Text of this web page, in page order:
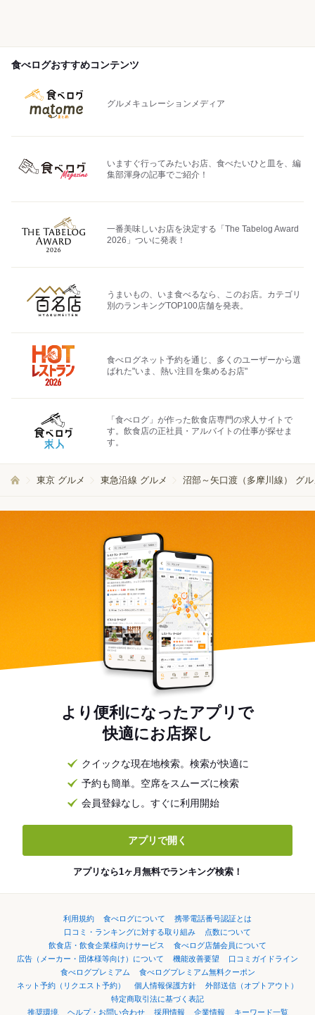
食べログおすすめコンテンツ
グルメキュレーションメディア
いますぐ行ってみたいお店、食べたいひと皿を、編
集部渾身の記事でご紹介！
一番美味しいお店を決定する「The Tabelog Award
2026」ついに発表！
うまいもの、いま食べるなら、このお店。カテゴリ
別のランキングTOP100店舗を発表。
食べログネット予約を通じ、多くのユーザーから選
ばれた"いま、熱い注目を集めるお店"
「食べログ」が作った飲食店専門の求人サイトで
す。飲食店の正社員・アルバイトの仕事が探せま
す。
東京 グルメ 東急沿線 グルメ 沼部～矢口渡（多摩川線） グ
より便利になったアプリで
快適にお店探し
クイックな現在地検索。検索が快適に
予約も簡単。空席をスムーズに検索
会員登録なし。すぐに利用開始
アプリで開く
アプリなら1ヶ月無料でランキング検索！
利用規約 食べログについて
携帯電話番号認証とは
口コミ・ランキングに対する取り組み
点数について
飲食店・飲食企業様向けサービス
食べログ店舗会員について
広告（メーカー・団体様等向け）について
機能改善要望
口コミガイドライン
食べログプレミアム
食べログプレミアム無料クーポン
ネット予約（リクエスト予約）
個人情報保護方針
外部送信（オプトアウト）
特定商取引法に基づく表記
推奨環境
ヘルプ・お問い合わせ 採用情報 企業情報 キーワード一覧